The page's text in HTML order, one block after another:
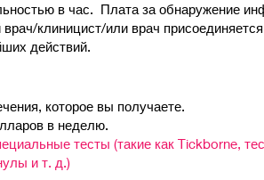
в час. Плата за обнаружение
клиницист/или врач
действий.
которое вы получаете.
в неделю.
тесты (такие как Tickborne,
и т. д.)